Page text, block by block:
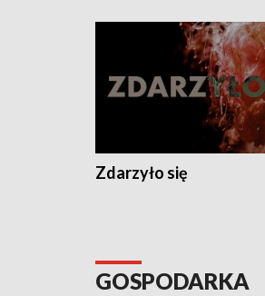
Zdarzyło się
GOSPODARKA